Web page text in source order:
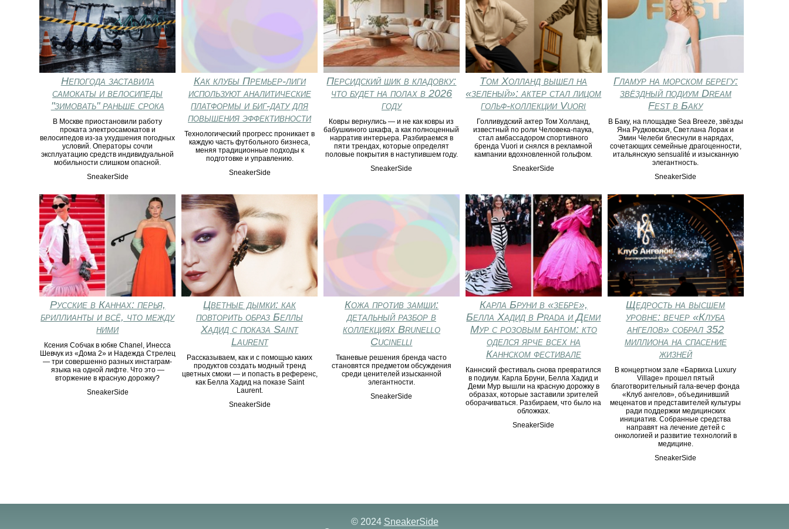
Непогода заставила
самокаты и велосипеды
"зимовать" раньше срока
В Москве приостановили работу
проката электросамокатов и
велосипедов из-за ухудшения погодных
условий. Операторы сочли
эксплуатацию средств индивидуальной
мобильности слишком опасной.
SneakerSide
Как клубы Премьер‑лиги
используют аналитические
платформы и биг‑дату для
повышения эффективности
Технологический прогресс проникает в
каждую часть футбольного бизнеса,
меняя традиционные подходы к
подготовке и управлению.
SneakerSide
Персидский шик в кладовку:
что будет на полах в 2026
году
Ковры вернулись — и не как ковры из
бабушкиного шкафа, а как полноценный
нарратив интерьера. Разбираемся в
пяти трендах, которые определят
половые покрытия в наступившем году.
SneakerSide
Том Холланд вышел на
«зеленый»: актер стал лицом
гольф-коллекции Vuori
Голливудский актер Том Холланд,
известный по роли Человека-паука,
стал амбассадором спортивного
бренда Vuori и снялся в рекламной
кампании вдохновленной гольфом.
SneakerSide
Гламур на морском берегу:
звёздный подиум Dream
Fest в Баку
В Баку, на площадке Sea Breeze, звёзды
Яна Рудковская, Светлана Лорак и
Эмин Челеби блеснули в нарядах,
сочетающих семейные драгоценности,
итальянскую sensualité и изысканную
элегантность.
SneakerSide
Русские в Каннах: перья,
бриллианты и всё, что между
ними
Ксения Собчак в юбке Chanel, Инесса
Шевчук из «Дома 2» и Надежда Стрелец
— три совершенно разных инстаграм-
языка на одной лифте. Что это —
вторжение в красную дорожку?
SneakerSide
Цветные дымки: как
повторить образ Беллы
Хадид с показа Saint
Laurent
Рассказываем, как и с помощью каких
продуктов создать модный тренд
цветных смоки — и попасть в референс,
как Белла Хадид на показе Saint
Laurent.
SneakerSide
Кожа против замши:
детальный разбор в
коллекциях Brunello
Cucinelli
Тканевые решения бренда часто
становятся предметом обсуждения
среди ценителей изысканной
элегантности.
SneakerSide
Карла Бруни в «зебре»,
Белла Хадид в Prada и Деми
Мур с розовым бантом: кто
оделся ярче всех на
Каннском фестивале
Каннский фестиваль снова превратился
в подиум. Карла Бруни, Белла Хадид и
Деми Мур вышли на красную дорожку в
образах, которые заставили зрителей
оборачиваться. Разбираем, что было на
обложках.
SneakerSide
Щедрость на высшем
уровне: вечер «Клуба
ангелов» собрал 352
миллиона на спасение
жизней
В концертном зале «Барвиха Luxury
Village» прошел пятый
благотворительный гала-вечер фонда
«Клуб ангелов», объединивший
меценатов и представителей культуры
ради поддержки медицинских
инициатив. Собранные средства
направят на лечение детей с
онкологией и развитие технологий в
медицине.
SneakerSide
© 2024 SneakerSide